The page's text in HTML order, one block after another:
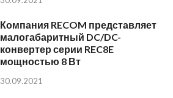
Компания RECOM представляет
малогабаритный DC/DC-
конвертер серии REC8E
мощностью 8 Вт
30.09.2021